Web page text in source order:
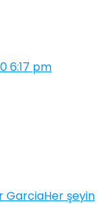
6:17 pm
GarciaHer şeyin